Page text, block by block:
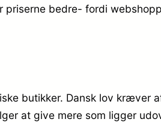
priserne bedre- fordi
butikker. Dansk lov kræver
at give mere som ligger